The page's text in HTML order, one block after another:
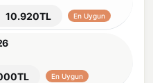
10.920TL En Uygun
En Uygun